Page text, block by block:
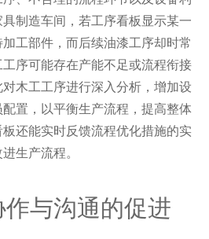
制造车间，若工序看板显示某一
工部件，而后续油漆工序却时常
序可能存在产能不足或流程衔接
木工工序进行深入分析，增加设
置，以平衡生产流程，提高整体
还能实时反馈流程优化措施的实
生产流程。
作与沟通的促进